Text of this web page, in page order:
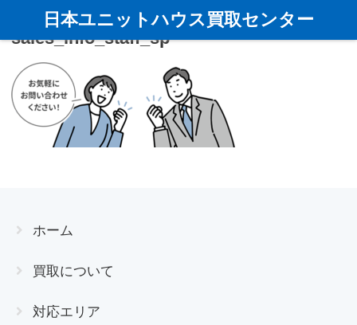
sales_info_staff_sp
ホーム
買取について
対応エリア
日本ユニットハウス買取センター